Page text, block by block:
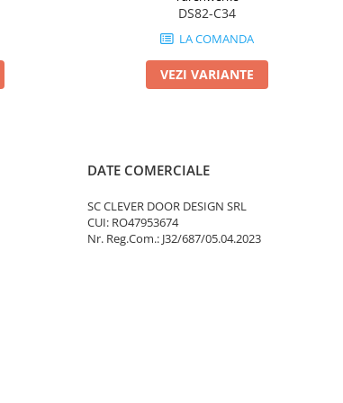
DS82-C34
LA COMANDA
VEZI VARIANTE
DATE COMERCIALE
SC CLEVER DOOR DESIGN SRL
CUI: RO47953674
Nr. Reg.Com.: J32/687/05.04.2023